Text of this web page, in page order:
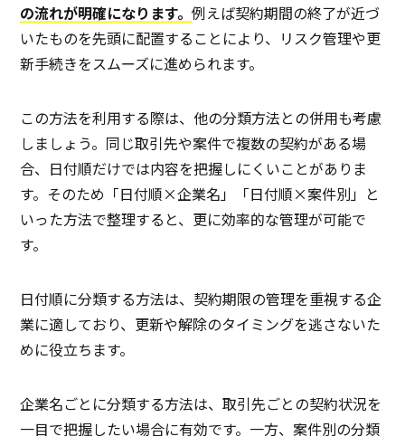
の流れが明確になります。例えば契約期間の終了が近づ
いたものを先頭に配置することにより、リスク管理や更
新手続きをスムーズに進められます。
この方法を利用する際は、他の分類方法との併用も考慮
しましょう。同じ取引先や案件で複数の契約がある場
合、日付順だけでは内容を把握しにくいことがありま
す。そのため「日付順×企業名」「日付順×案件別」と
いった方法で整理すると、更に効率的な管理が可能で
す。
日付順に分類する方法は、契約期限の管理を重視する企
業に適しており、更新や解除のタイミングを逃さないた
めに役立ちます。
企業名ごとに分類する方法は、取引先ごとの契約状況を
一目で把握したい場合に有効です。一方、案件別の分類